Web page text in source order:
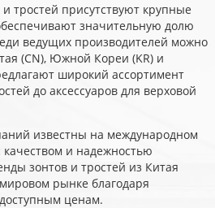
тростей присутствуют крупные
значительную долю
ведущих производителей можно
(CN), Южной Кореи (KR) и
широкий ассортимент
до аксессуаров для верховой
известны на международном
и надежностью
зонтов и тростей из Китая
рынке благодаря
ценам.